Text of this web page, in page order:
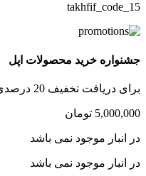
takhfif_code_15
جشنواره خرید محصولات اپل
برای دریافت تخفیف 20 درصدی عجله کنید!
5,000,000 تومان
در انبار موجود نمی باشد
در انبار موجود نمی باشد